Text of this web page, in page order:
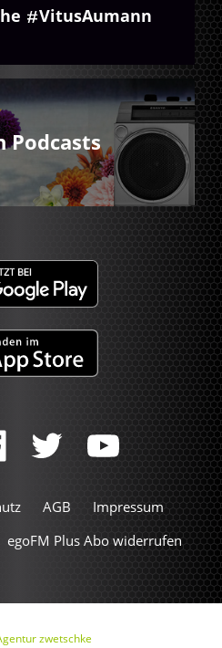
VitusAumann
Podcasts
AGB
Impressum
egoFM Plus Abo widerrufen
zwetschke